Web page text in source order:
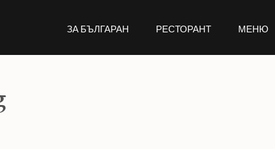
ЗА БЪЛГАРАН РЕСТОРАНТ МЕНЮ